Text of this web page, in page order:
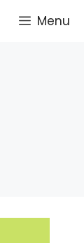
Menu